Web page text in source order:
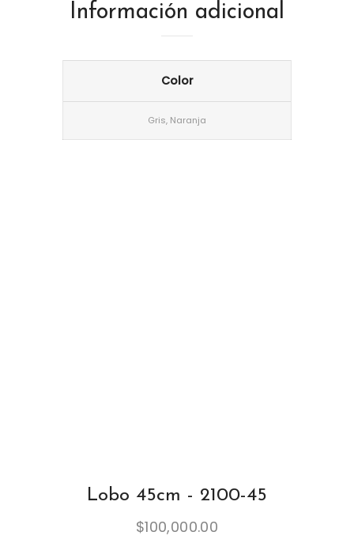
Información adicional
Color
Gris, Naranja
Lobo 45cm - 2100-45
$100,000.00